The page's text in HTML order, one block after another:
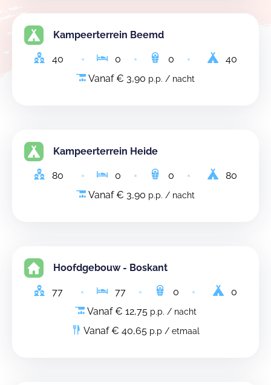
Kampeerterrein Beemd
40 0 0
40
Vanaf € 3,90 p.p. / nacht
Kampeerterrein Heide
80 0 0
80
Vanaf € 3,90 p.p. / nacht
Hoofdgebouw - Boskant
77 77 0
0
Vanaf € 12,75 p.p. / nacht
Vanaf € 40,65 p.p / etmaal